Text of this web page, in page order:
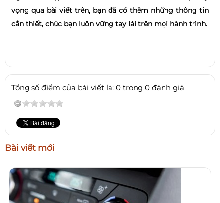
vọng qua bài viết trên, bạn đã có thêm những thông tin
cần thiết, chúc bạn luôn vững tay lái trên mọi hành trình.
Tổng số điểm của bài viết là: 0 trong 0 đánh giá
Bài viết mới